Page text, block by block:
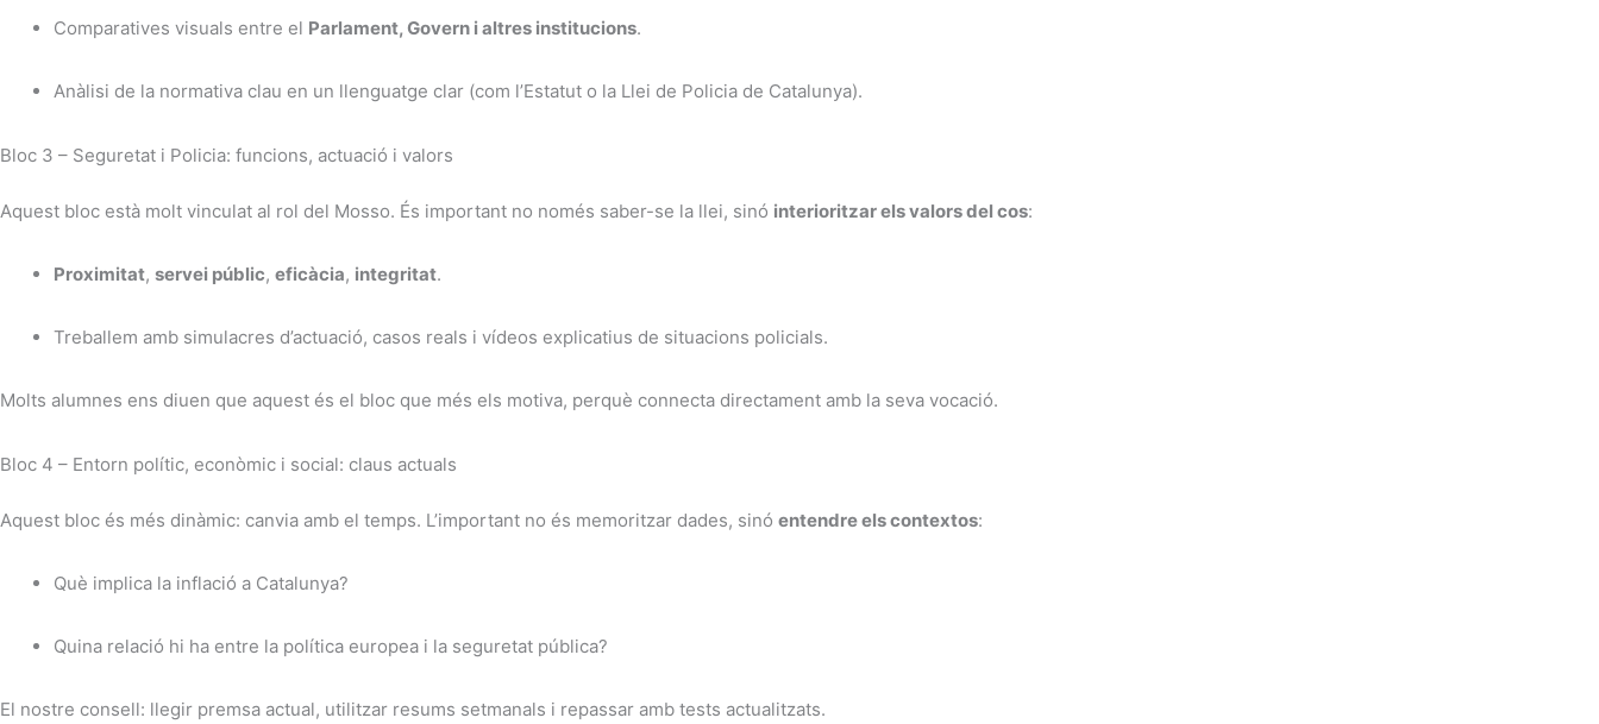
Comparatives visuals entre el Parlament, Govern i altres institucions.
Anàlisi de la normativa clau en un llenguatge clar (com l’Estatut o la Llei de Policia de Catalunya).
Bloc 3 – Seguretat i Policia: funcions, actuació i valors
Aquest bloc està molt vinculat al rol del Mosso. És important no només saber-se la llei, sinó interioritzar els valors del cos:
Proximitat, servei públic, eficàcia, integritat.
Treballem amb simulacres d’actuació, casos reals i vídeos explicatius de situacions policials.
Molts alumnes ens diuen que aquest és el bloc que més els motiva, perquè connecta directament amb la seva vocació.
Bloc 4 – Entorn polític, econòmic i social: claus actuals
Aquest bloc és més dinàmic: canvia amb el temps. L’important no és memoritzar dades, sinó entendre els contextos:
Què implica la inflació a Catalunya?
Quina relació hi ha entre la política europea i la seguretat pública?
El nostre consell: llegir premsa actual, utilitzar resums setmanals i repassar amb tests actualitzats.